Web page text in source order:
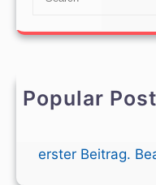
a
h
Popular
Hallo Welt!
Willkommen bei
erster Beitrag.